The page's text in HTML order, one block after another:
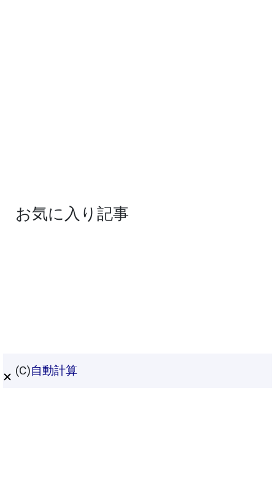
お気に入り記事
(C)自動計算